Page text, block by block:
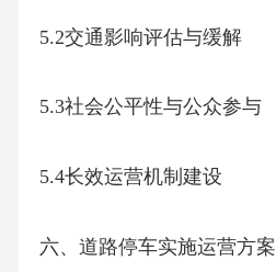
5.2交通影响评估与缓解
5.3社会公平性与公众参与
5.4长效运营机制建设
六、道路停车实施运营方案